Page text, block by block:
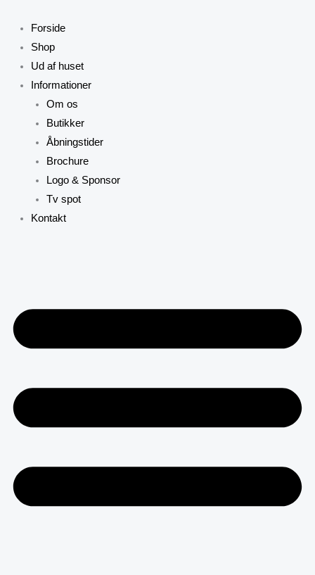
indholdet
Forside
Shop
Ud af huset
Informationer
Om os
Butikker
Åbningstider
Brochure
Logo & Sponsor
Tv spot
Kontakt